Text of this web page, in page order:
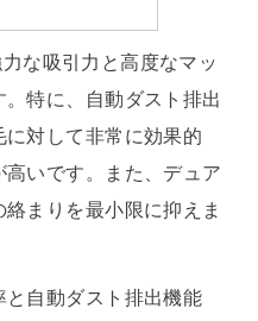
な吸引力と高度なマッ
特に、自動ダスト排出
対して非常に効果的
いです。また、デュア
まりを最小限に抑えま
自動ダスト排出機能